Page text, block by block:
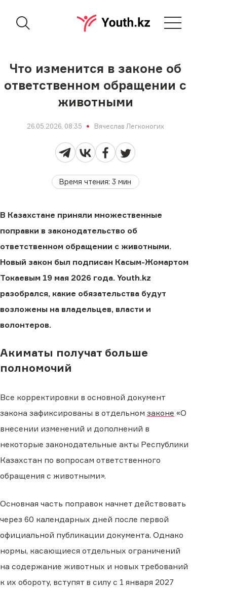
Что изменится в законе об
ответственном обращении с
животными
26.05.2026, 08:35 Вячеслав Легконогих
Время чтения:3 мин
В Казахстане приняли множественные
поправки в законодательство об
ответственном обращении с животными.
Новый закон был подписан Касым-Жомартом
Токаевым 19 мая 2026 года. Youth.kz
разобрался, какие обязательства будут
возложены на владельцев, власти и
волонтеров.
Акиматы получат больше
полномочий
Все корректировки в основной документ
закона зафиксированы в отдельном законе «О
внесении изменений и дополнений в
некоторые законодательные акты Республики
Казахстан по вопросам ответственного
обращения с животными».
Основная часть поправок начнет действовать
через 60 календарных дней после первой
официальной публикации документа. Однако
нормы, касающиеся отдельных ограничений
на содержание животных и новых требований
к их обороту, вступят в силу с 1 января 2027